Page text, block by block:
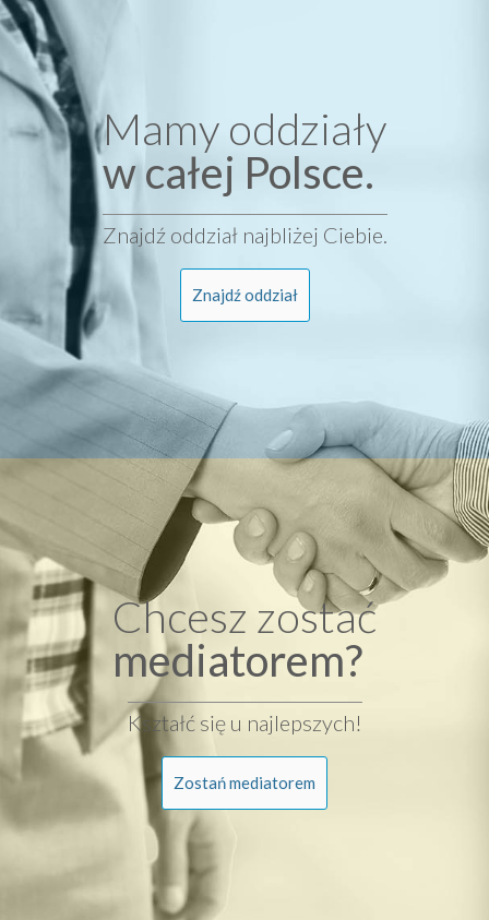
Mamy oddziały
w całej Polsce.
Znajdź oddział najbliżej Ciebie.
Znajdź oddział
Chcesz zostać
mediatorem?
Kształć się u najlepszych!
Zostań mediatorem